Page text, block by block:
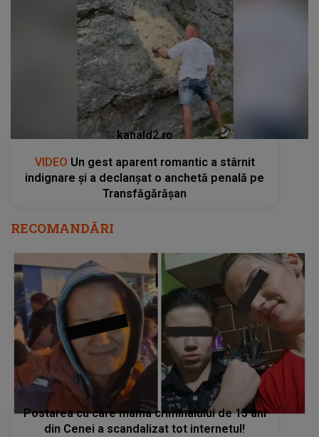
kanald2.ro
VIDEO Un gest aparent romantic a stârnit
indignare și a declanșat o anchetă penală pe
Transfăgărășan
RECOMANDĂRI
Postarea cu care mama criminalului de 13 ani
din Cenei a scandalizat tot internetul!